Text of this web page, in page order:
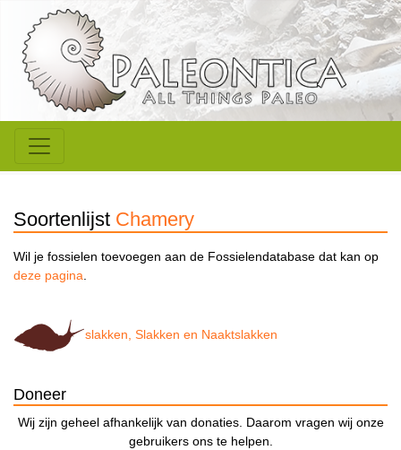
Soortenlijst Chamery
Wil je fossielen toevoegen aan de Fossielendatabase dat kan op
deze pagina.
slakken, Slakken en Naaktslakken
Doneer
Wij zijn geheel afhankelijk van donaties. Daarom vragen wij onze
gebruikers ons te helpen.